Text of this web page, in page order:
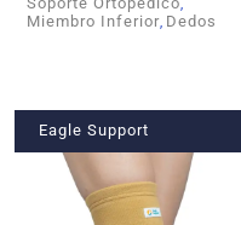
,
Miembro Inferior, Dedos
Eagle Support